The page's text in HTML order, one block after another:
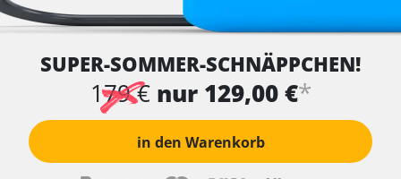
SUPER-SOMMER-SCHNÄPPCHEN!
179 € nur 129,00 €*
in den Warenkorb